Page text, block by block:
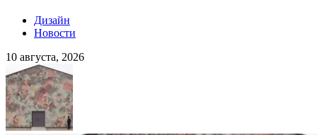
Дизайн
Новости
10 августа, 2026